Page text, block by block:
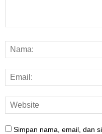
Simpan nama, email, dan